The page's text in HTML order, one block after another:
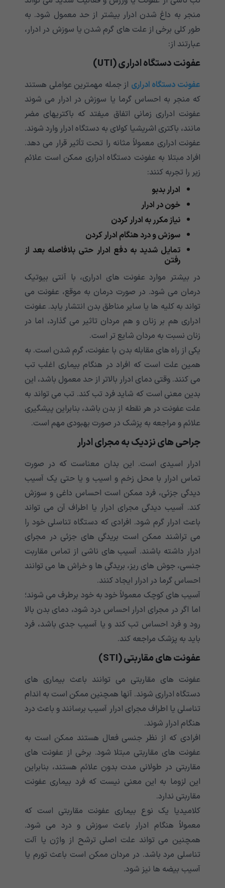
منجر به داغ شدن ادرار بیشتر از حد معمول شود. به
طور کلی برخی از علت های گرم شدن یا سوزش در ادرار،
عبارتند از:
عفونت دستگاه ادراری (UTI)
عفونت دستگاه ادراری از جمله مهمترین عواملی هستند
که منجر به احساس گرما یا سوزش در ادرار می شوند
عفونت ادراری زمانی اتفاق میفتد که باکتریهای مضر
مانند، باکتری اشریشیا کولای به دستگاه ادرار وارد شوند.
عفونت ادراری معمولاً مثانه را تحت تأثیر قرار می دهد.
افراد مبتلا به عفونت دستگاه ادراری ممکن است علائم
زیر را تجربه کنند:
ادرار بدبو
خون در ادرار
نیاز مکرر به ادرار کردن
سوزش و درد هنگام ادرار کردن
تمایل شدید به دفع ادرار حتی بلافاصله بعد از
رفتن
در بیشتر موارد عفونت های ادراری، با آنتی بیوتیک
درمان می شود. در صورت درمان به موقع، عفونت می
تواند به کلیه ها یا سایر مناطق بدن انتشار یابد. عفونت
ادراری هم بر زنان و هم مردان تاثیر می گذارد، اما در
زنان نسبت به مردان شایع تر است.
یکی از راه های مقابله بدن با عفونت، گرم شدن است. به
همین علت است که افراد در هنگام بیماری اغلب تب
می کنند. وقتی دمای ادرار بالاتر از حد معمول باشد، این
بدین معنی است که شاید فرد تب کند. تب می تواند به
علت عفونت در هر نقطه از بدن باشد، بنابراین پیشگیری
علائم و مراجعه به پزشک در صورت بهبودی مهم است.
جراحی های نزدیک به مجرای ادرار
ادرار اسیدی است. این بدان معناست که در صورت
تماس ادرار با محل زخم و اسیب و یا حتی یک آسیب
دیدگی جزئی، فرد ممکن است احساس داغی و سوزش
کند. آسیب دیدگی مجرای ادرار یا اطراف آن می تواند
باعث ادرار گرم شود. افرادی که دستگاه تناسلی خود را
می تراشند ممکن است بریدگی های جزئی در مجرای
ادرار داشته باشند. آسیب های ناشی از تماس مقاربت
جنسی، جوش های ریز، بریدگی ها و خراش ها می توانند
احساس گرما در ادرار ایجاد کنند.
آسیب های کوچک معمولاً خود به خود برطرف می شوند؛
اما اگر در مجرای ادرار احساس درد شود، دمای بدن بالا
رود و فرد احساس تب کند و یا آسیب جدی باشد، فرد
باید به پزشک مراجعه کند.
عفونت های مقاربتی (STI)
عفونت های مقاربتی می توانند باعث بیماری های
دستگاه ادراری شوند. آنها همچنین ممکن است به اندام
تناسلی یا اطراف مجرای ادرار آسیب برسانند و باعث درد
هنگام ادرار شوند.
افرادی که از نظر جنسی فعال هستند ممکن است به
عفونت های مقاربتی مبتلا شود. برخی از عفونت های
مقاربتی در طولانی مدت بدون علائم هستند، بنابراین
این لزوما به این معنی نیست که فرد بیماری عفونت
مقاربتی ندارد.
کلامیدیا یک نوع بیماری عفونت مقاربتی است که
معمولاً هنگام ادرار باعث سوزش و درد می شود.
همچنین می تواند علت اصلی ترشح از واژن یا آلت
تناسلی مرد باشد. در مردان ممکن است باعث تورم یا
آسیب بیضه ها نیز شود.